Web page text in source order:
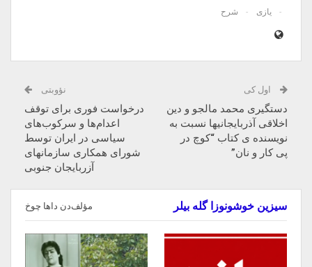
یازی شرح
اول کی
دستگیری محمد مالجو و دین
اخلاقی آذربایجانیها نسبت به
نویسنده ی کتاب “کوچ در
پی کار و نان”
نؤوبتی
درخواست فوری برای توقف
اعدام‌ها و سرکوب‌های
سیاسی در ایران توسط
شورای همکاری سازمانهای
آزربایجان جنوبی
سیزین خوشونوزا گله بیلر مؤلف‌دن داها چوخ